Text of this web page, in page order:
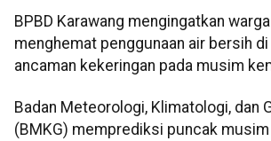
BPBD Karawang mengingatkan
menghemat penggunaan air bersih
ancaman kekeringan pada musim
Badan Meteorologi, Klimatologi, dan
(BMKG) memprediksi puncak